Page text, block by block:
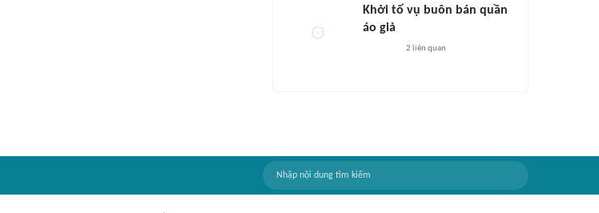
Khởi tố vụ buôn bán quần
áo giả
2 liên quan